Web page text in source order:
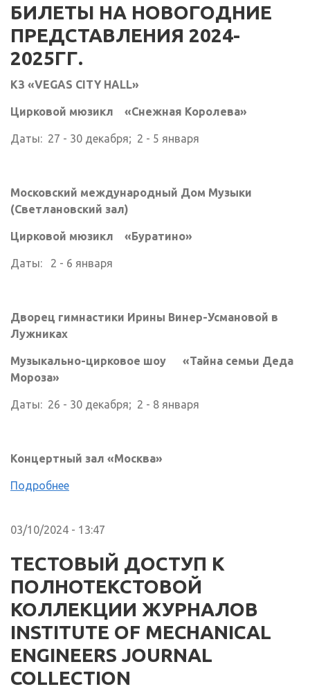
БИЛЕТЫ НА НОВОГОДНИЕ
ПРЕДСТАВЛЕНИЯ 2024-
2025ГГ.
КЗ «VEGAS CITY HALL»
Цирковой мюзикл «Снежная Королева»
Даты: 27 - 30 декабря; 2 - 5 января
Московский международный Дом Музыки
(Светлановский зал)
Цирковой мюзикл «Буратино»
Даты: 2 - 6 января
Дворец гимнастики Ирины Винер-Усмановой в
Лужниках
Музыкально-цирковое шоу «Тайна семьи Деда
Мороза»
Даты: 26 - 30 декабря; 2 - 8 января
Концертный зал «Москва»
Подробнее
03/10/2024 - 13:47
ТЕСТОВЫЙ ДОСТУП К
ПОЛНОТЕКСТОВОЙ
КОЛЛЕКЦИИ ЖУРНАЛОВ
INSTITUTE OF MECHANICAL
ENGINEERS JOURNAL
COLLECTION